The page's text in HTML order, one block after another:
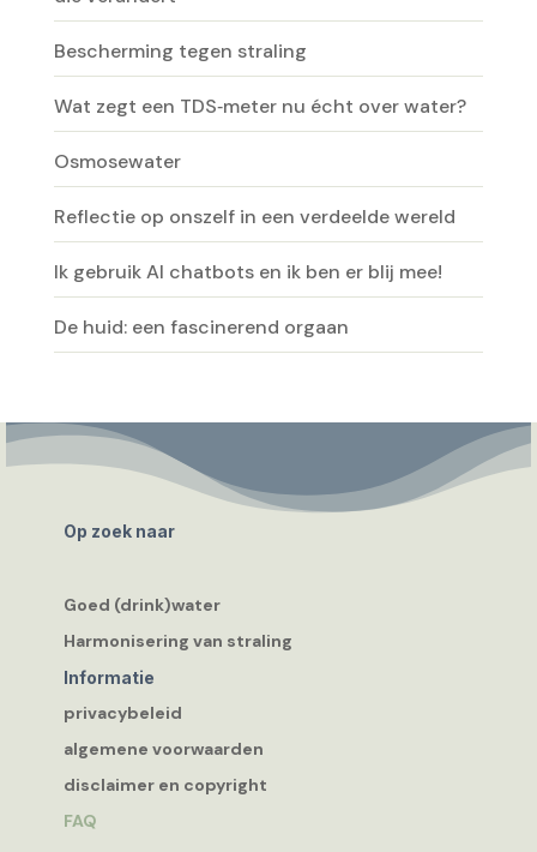
Bescherming tegen straling
Wat zegt een TDS‑meter nu écht over water?
Osmosewater
Reflectie op onszelf in een verdeelde wereld
Ik gebruik AI chatbots en ik ben er blij mee!
De huid: een fascinerend orgaan
Op zoek naar
Goed (drink)water
Harmonisering van straling
Informatie
privacybeleid
algemene voorwaarden
disclaimer en copyright
FAQ